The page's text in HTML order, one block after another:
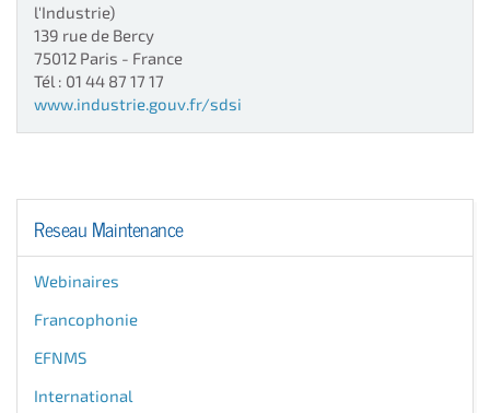
l'Industrie)
139 rue de Bercy
75012 Paris - France
Tél : 01 44 87 17 17
www.industrie.gouv.fr/sdsi
Reseau Maintenance
Webinaires
Francophonie
EFNMS
International